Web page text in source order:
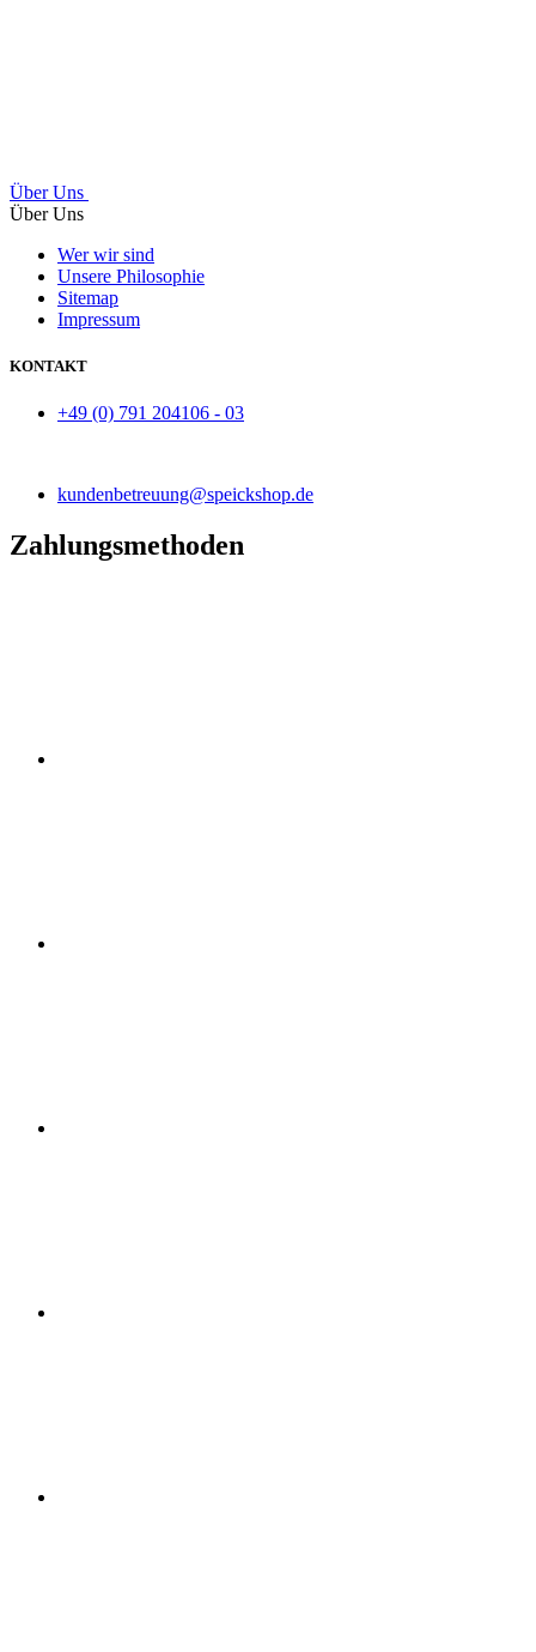
Über Uns
Über Uns
Wer wir sind
Unsere Philosophie
Sitemap
Impressum
KONTAKT
+49 (0) 791 204106 - 03
kundenbetreuung@speickshop.de
Zahlungsmethoden